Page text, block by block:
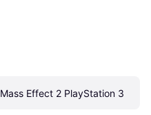
Mass Effect 2 PlayStation 3